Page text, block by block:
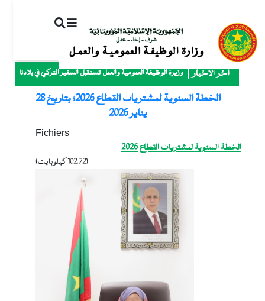
آخر الأخبار وزيرة الوظيفة العمومية والعمل تستقبل السفير التركي في بلادنا
الخطة السنوية لمشتريات القطاع 2026؛ بتاريخ 28
يناير 2026
Fichiers
الخطة السنوية لمشتريات القطاع 2026
(102.72 كيلوبايت)